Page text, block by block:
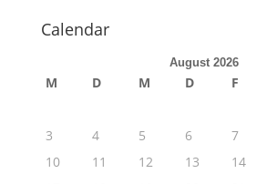
Calendar
August 2026
M D M D F
3
4 5 6 7
10
11 12 13 14